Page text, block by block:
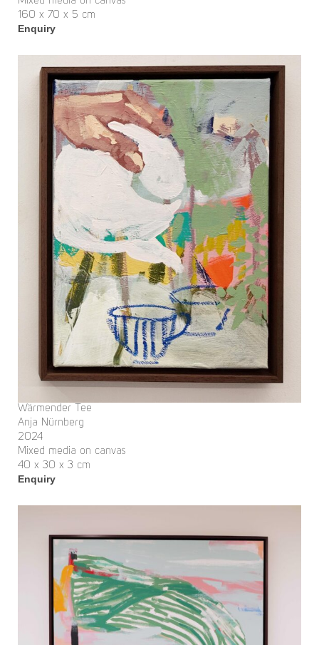
160 x 70 x 5 cm
Enquiry
Wärmender Tee
Anja Nürnberg
2024
Mixed media on canvas
40 x 30 x 3 cm
Enquiry